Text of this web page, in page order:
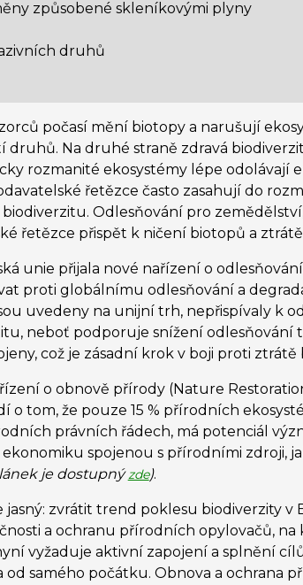
způsobené skleníkovými plyny
druhů
počasí mění biotopy a narušují
druhů. Na druhé straně zdravá
rozmanité ekosystémy lépe
řetězce často zasahují do
Odlesňování pro
řetězce přispět k ničení biotopů a
unie přijala nové nařízení o
proti globálnímu odlesňování a
uvedeny na unijní trh, nepřispívaly k
neboť podporuje snížení
což je zásadní krok v boji proti
o obnově přírody (Nature
o tom, že pouze 15 % přírodních
právních řádech, má potenciál
ekonomiku spojenou s přírodními zdroji,
je dostupnýzde).
jasný: zvrátit trend poklesu biodiverzity
a ochranu přírodních opylovačů,
vyžaduje aktivní zapojení a splnění
od samého počátku. Obnova a ochrana